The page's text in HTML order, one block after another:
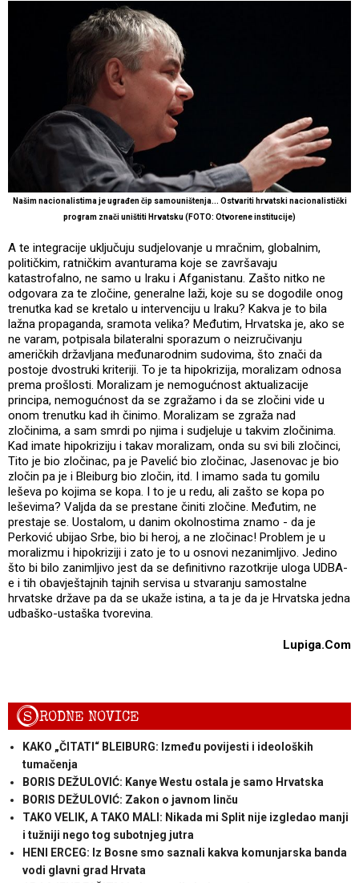
Našim nacionalistima je ugrađen čip samouništenja... Ostvariti hrvatski nacionalistički
program znači uništiti Hrvatsku (FOTO: Otvorene institucije)
A te integracije uključuju sudjelovanje u mračnim, globalnim,
političkim, ratničkim avanturama koje se završavaju
katastrofalno, ne samo u Iraku i Afganistanu. Zašto nitko ne
odgovara za te zločine, generalne laži, koje su se dogodile onog
trenutka kad se kretalo u intervenciju u Iraku? Kakva je to bila
lažna propaganda, sramota velika? Međutim, Hrvatska je, ako se
ne varam, potpisala bilateralni sporazum o neizručivanju
američkih državljana međunarodnim sudovima, što znači da
postoje dvostruki kriteriji. To je ta hipokrizija, moralizam odnosa
prema prošlosti. Moralizam je nemogućnost aktualizacije
principa, nemogućnost da se zgražamo i da se zločini vide u
onom trenutku kad ih činimo. Moralizam se zgraža nad
zločinima, a sam smrdi po njima i sudjeluje u takvim zločinima.
Kad imate hipokriziju i takav moralizam, onda su svi bili zločinci,
Tito je bio zločinac, pa je Pavelić bio zločinac, Jasenovac je bio
zločin pa je i Bleiburg bio zločin, itd. I imamo sada tu gomilu
leševa po kojima se kopa. I to je u redu, ali zašto se kopa po
leševima? Valjda da se prestane činiti zločine. Međutim, ne
prestaje se. Uostalom, u danim okolnostima znamo - da je
Perković ubijao Srbe, bio bi heroj, a ne zločinac! Problem je u
moralizmu i hipokriziji i zato je to u osnovi nezanimljivo. Jedino
što bi bilo zanimljivo jest da se definitivno razotkrije uloga UDBA-
e i tih obavještajnih tajnih servisa u stvaranju samostalne
hrvatske države pa da se ukaže istina, a ta je da je Hrvatska jedna
udbaško-ustaška tvorevina.
Lupiga.Com
SRODNE NOVICE
KAKO „ČITATI“ BLEIBURG: Između povijesti i ideoloških
tumačenja
BORIS DEŽULOVIĆ: Kanye Westu ostala je samo Hrvatska
BORIS DEŽULOVIĆ: Zakon o javnom linču
TAKO VELIK, A TAKO MALI: Nikada mi Split nije izgledao manji
i tužniji nego tog subotnjeg jutra
HENI ERCEG: Iz Bosne smo saznali kakva komunjarska banda
vodi glavni grad Hrvata